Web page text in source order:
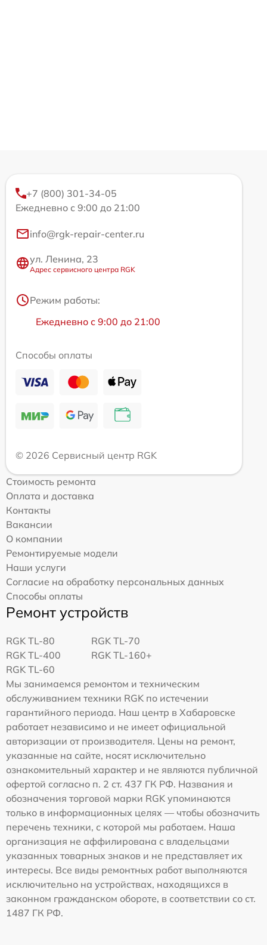
+7 (800) 301-34-05
Ежедневно с 9:00 до 21:00
info@rgk-repair-center.ru
ул. Ленина, 23
Адрес сервисного центра RGK
Режим работы:
Ежедневно с 9:00 до 21:00
Способы оплаты
© 2026 Сервисный центр RGK
Стоимость ремонта
Оплата и доставка
Контакты
Вакансии
О компании
Ремонтируемые модели
Наши услуги
Согласие на обработку персональных данных
Способы оплаты
Ремонт устройств
RGK TL-80
RGK TL-70
RGK TL-400
RGK TL-160+
RGK TL-60
Мы занимаемся ремонтом и техническим
обслуживанием техники RGK по истечении
гарантийного периода. Наш центр в Хабаровске
работает независимо и не имеет официальной
авторизации от производителя. Цены на ремонт,
указанные на сайте, носят исключительно
ознакомительный характер и не являются публичной
офертой согласно п. 2 ст. 437 ГК РФ. Названия и
обозначения торговой марки RGK упоминаются
только в информационных целях — чтобы обозначить
перечень техники, с которой мы работаем. Наша
организация не аффилирована с владельцами
указанных товарных знаков и не представляет их
интересы. Все виды ремонтных работ выполняются
исключительно на устройствах, находящихся в
законном гражданском обороте, в соответствии со ст.
1487 ГК РФ.